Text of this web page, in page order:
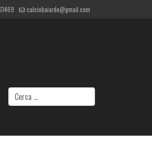
calciobaiardo@gmail.com
Cerca